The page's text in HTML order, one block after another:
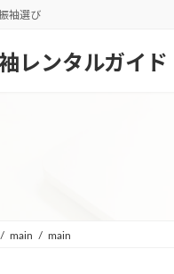
袖選び
レンタルガイド
main main